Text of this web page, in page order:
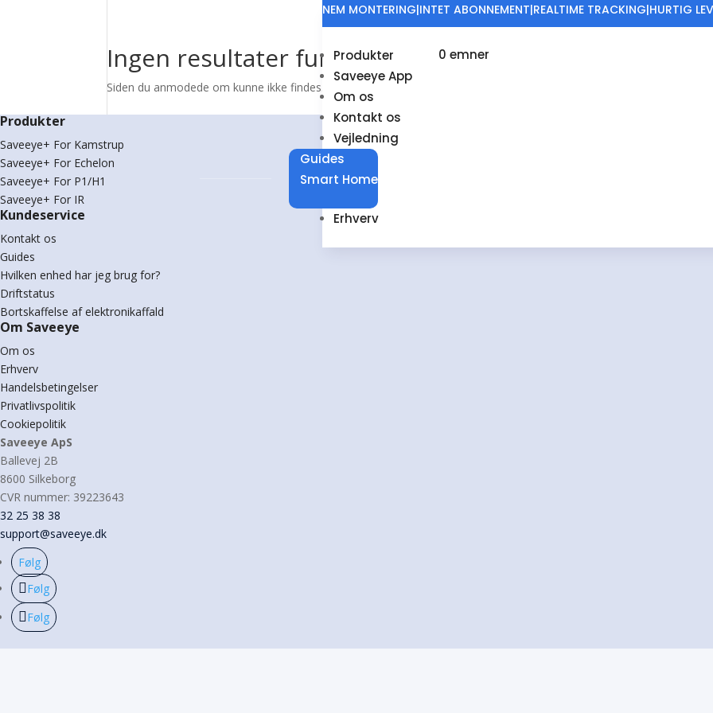
NEM MONTERING|INTET ABONNEMENT|REALTIME TRACKING|HURTIG
Produkter
Saveeye App
Om os
Kontakt os
Vejledning
Guides
Smart Home
Erhverv
0 emner
Ingen resultater fundet
Siden du anmodede om kunne ikke findes. Prøv at præciser din søgning, eller brug navigationen ovenfor til at
Produkter
Saveeye+ For Kamstrup
Saveeye+ For Echelon
Saveeye+ For P1/H1
Saveeye+ For IR
Kundeservice
Kontakt os
Guides
Hvilken enhed har jeg brug for?
Driftstatus
Bortskaffelse af elektronikaffald
Om Saveeye
Om os
Erhverv
Handelsbetingelser
Privatlivspolitik
Cookiepolitik
Saveeye ApS
Ballevej 2B
8600 Silkeborg
CVR nummer: 39223643
32 25 38 38
support@saveeye.dk
Følg
Følg
Følg